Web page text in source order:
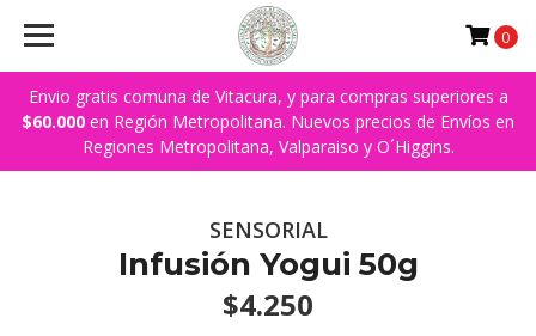
Envio gratis comuna de Vitacura, y para compras superiores a
$60.000 en Región Metropolitana. Nuevos precios de Envíos en
Regiones Metropolitana, Valparaiso y O´Higgins.
0
SENSORIAL
Infusión Yogui 50g
$4.250